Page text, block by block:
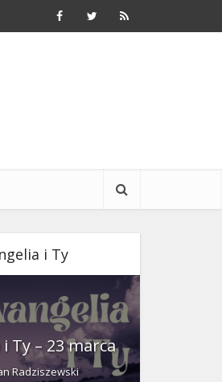
i Ty
Ty – 23 marca
Radziszewski